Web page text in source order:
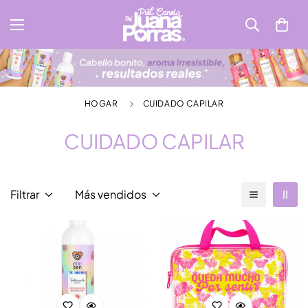
HOGAR CUIDADO CAPILAR
CUIDADO CAPILAR
Filtrar Más vendidos